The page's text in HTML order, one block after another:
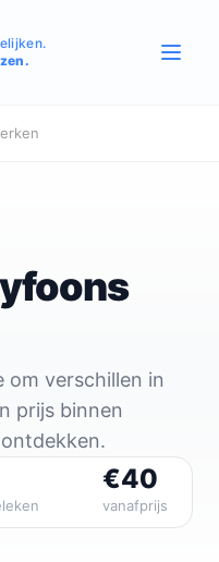
om verschillen in
prijs binnen
€40
vanafprijs